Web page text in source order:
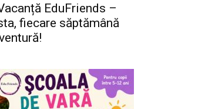
EduFriends –
fiecare săptămână